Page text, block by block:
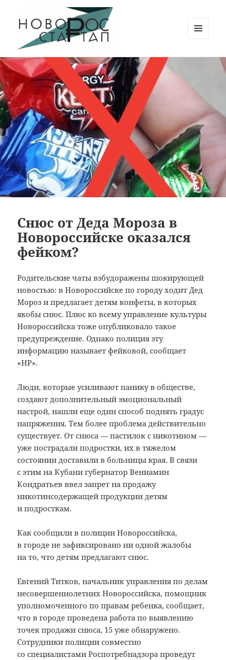
Новорос Стартап
ВИДЖЕТЫ
Снюс от Деда Мороза в
Новороссийске оказался
фейком?
Родительские чаты взбудоражены шокирующей
новостью: в Новороссийске по городу ходит Дед
Мороз и предлагает детям конфеты, в которых
якобы снюс. Плюс ко всему управление культуры
Новороссийска тоже опубликовало такое
предупреждение. Однако полиция эту
информацию называет фейковой, сообщает
«НР».
Люди, которые усиливают панику в обществе,
создают дополнительный эмоциональный
настрой, нашли еще один способ поднять градус
напряжения. Тем более проблема действительно
существует. От снюса — пастилок с никотином —
уже пострадали подростки, их в тяжелом
состоянии доставили в больницы края. В связи
с этим на Кубани губернатор Вениамин
Кондратьев ввел запрет на продажу
никотинсодержащей продукции детям
и подросткам.
Как сообщили в полиции Новороссийска,
в городе не зафиксировано ни одной жалобы
на то, что детям предлагают снюс.
Евгений Титков, начальник управления по делам
несовершеннолетних Новороссийска, помощник
уполномоченного по правам ребенка, сообщает,
что в городе проведена работа по выявлению
точек продажи снюса, 15 уже обнаружено.
Сотрудники полиции совместно
со специалистами Роспотребнадзора проведут